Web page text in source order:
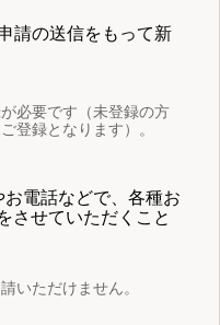
請の送信をもって新
必要です（未登録の方
登録となります）。
電話などで、各種お
させていただくこと
いただけません。